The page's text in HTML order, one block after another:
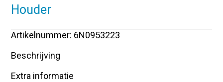
Houder
Artikelnummer: 6N0953223
Beschrijving
Extra informatie